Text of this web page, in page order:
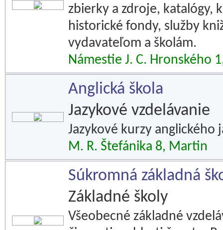
zbierky a zdroje, katalógy,
historické fondy, služby
vydavateľom a školám.
Námestie J. C. Hronského
Anglická škola
Jazykové vzdelávanie
Jazykové kurzy anglického
M. R. Štefánika 8, Martin
Súkromná základná
Základné školy
Všeobecné základné